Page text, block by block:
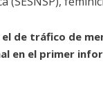
de tráfico de
en el primer